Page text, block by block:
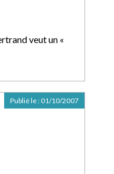
veut un «
Publié le : 01/10/2007